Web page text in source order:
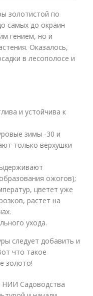
золотистой по
самых до окраин
гением, но и
Оказалось,
в лесополосе и
и устойчива к
зимы -30 и
только верхушки
ожогов);
цветет уже
растет на
ухода.
следует добавить и
что такое
золото!
НИИ Садоводства